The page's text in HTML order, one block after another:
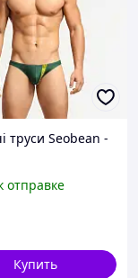
труси Seobean -
отправке
Купить